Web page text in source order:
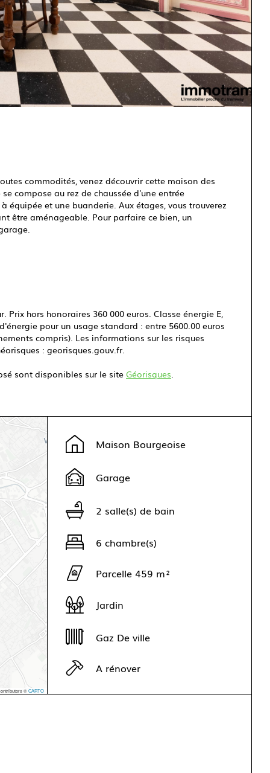
commodités, venez découvrir cette maison des
compose au rez de chaussée d'une entrée
équipée et une buanderie. Aux étages, vous trouverez
être aménageable. Pour parfaire ce bien, un
hors honoraires 360 000 euros. Classe énergie E,
pour un usage standard : entre 5600.00 euros
compris). Les informations sur les risques
: georisques.gouv.fr.
sont disponibles sur le site Géorisques.
©CARTO
Maison Bourgeoise
Garage
2 salle(s) de bain
6 chambre(s)
Parcelle 459 m²
Jardin
Gaz De ville
A rénover